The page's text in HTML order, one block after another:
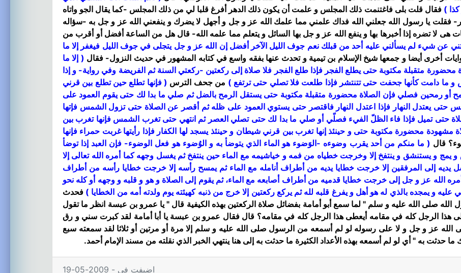
) فقال قلت بلى فاغتنمت ذلك المجلس و علمت أن يكون ذلك الدهر أفرغ قلبا لي من ذلك المجلس -كما يقال الجو واتاه
فقلت يا رسول الله جعلني الله فداك علمني مما علمك الله عز و جل و أجهل لا يضرك و ينفعني الله عز و جل به -سؤاله
لا تضره إذا أخبرها بها و ينفع الله عز و جل بها السائل و يتعلم مما علمه الله- قال هل من الساعة أفضل أو أقرب من
عن شيء لم يسألني عليه أحد من قبلك نعم جوف الليل الآخر أفضل إن الله عز و جل يتجلى في جوف الليل فيغفر إلا ما
أخرى أيضا و جمعها شيخ الإسلام بن تيمية و تحدث عنها بفقه واسع في كتابه المشهور في حديث النزول- فقال ( إلا ما
متقبلة مكتوبة حتى يطلع الفجر فإذا طلع الفجر فلا صلاة إلى ركعتين -ركعتي السنة ثم الفريضة وفي رواية- و إذا
دامت كأنها جحفت حتى تتنتشر فإذا طلعت فلا تصلي حتى ترتفع ) من جحف الترس ( فإنها تطلع حين تطلع بين قرني
أو رمحين فصلي فإن الصلاة محضورة متقبلة مكتوبة حتى يستقل الرمح بالضل ثم صلي ما بدا لك حتى يقوم العمود على
يعتدل النهار فإذا اعتدل النهار فاقتصر حتى يستوي العمود على ظله ثم أقصر عن الصلاة حتى تزول الشمس فإتها
حتى تميل فإذا فاء الظلّ الفيء فصلّي أو صلي ما بدا لك حتى تصلي العصر ثم انتهي حتى تغرب الشمس فإنها تغرب بين
محضورة مكتوبة حتى و حينئذ إنها تغرب بين قرني شيطان و حينئذ يسجد لها الكفار فإذا رأيتها غربت حمراء فإنها
قال ( ما منكم من أحد يقرب وضوءه -الوَضوء هو الماء الذي يتوضأ به و الوُضوء هو فعل الوضوء- فإن العبد إذا توضأ
و يستنشق و ينتفخ إلا وخرجت خطياه من فمه و خياشيمه مع الماء حين ينتفخ ثم يغسل وجهه كما أمره الله تعالى إلا
إلى المرفقين إلا خرجت خطايا يديه من أطراف أنامله مع الماء ثم يمسح رأسه إلا خرجت خطايا رأسه من أطراف
الله عز و جل إلى خرجت خطايا قدميه من أطراف أصابعه مع الماء، ثم يقوم إلى الصلاة و هو و قلبه و وجهه أو كله نحو
و يمجده بالذي له هو أهل و يفرغ قلبه لله ثم يركع ركعتين إلا خرج من ذنبه كهيئته يوم ولدته أمه من الخطايا ) فحدث
الله صلى الله عليه و سلم "لما سمع أبو أمامة بفضائل صلاة الركعتين بهذه الكيفية قال " يا عمرو بن عبسة انظر ما تقول
الرجل كله في مقامه أيعطى هذا الرجل كله في مقامه؟ قال فقال عمرو بن عبسة يا أبا أمامة لقد كبرت سني و رق
عز و جل و لا على رسوله لو لم أسمعه من الرسول صلى الله عليه و سلم إلا مرة أو مرتين أو ثلاثا لقد سمعته سبع
ما حدثت به " أي لو لم أسمعه بهذه الأعداد الكثيرة ما حدثت به إلى هنا ينتهي الخبر الذي نقلته من مسند الإمام أحمد.
اضيفت في - 2009-05-19